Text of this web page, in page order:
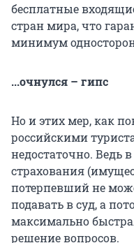
бесплатные
стран мира, что
минимум
...очнулся – гипс
Но и этих мер, как
российскими
недостаточно. Ведь
страхования
потерпевший не
подавать в суд, а
максимально
решение вопросов.